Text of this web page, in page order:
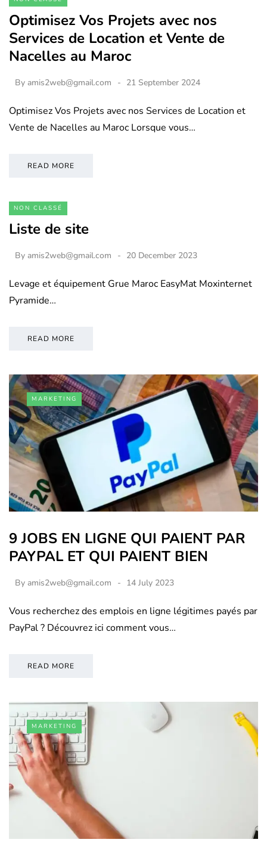
Optimisez Vos Projets avec nos
Services de Location et Vente de
Nacelles au Maroc
By amis2web@gmail.com 21 September 2024
Optimisez Vos Projets avec nos Services de Location et
Vente de Nacelles au Maroc Lorsque vous…
READ MORE
NON CLASSÉ
Liste de site
By amis2web@gmail.com 20 December 2023
Levage et équipement Grue Maroc EasyMat Moxinternet
Pyramide…
READ MORE
MARKETING
9 JOBS EN LIGNE QUI PAIENT PAR
PAYPAL ET QUI PAIENT BIEN
By amis2web@gmail.com 14 July 2023
Vous recherchez des emplois en ligne légitimes payés par
PayPal ? Découvrez ici comment vous…
READ MORE
MARKETING